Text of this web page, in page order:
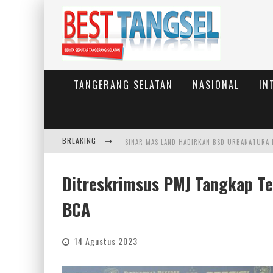
TANGERANG SELATAN NASIONAL
BREAKING
Ditreskrimsus PMJ Tangkap
BCA
14 Agustus 2023